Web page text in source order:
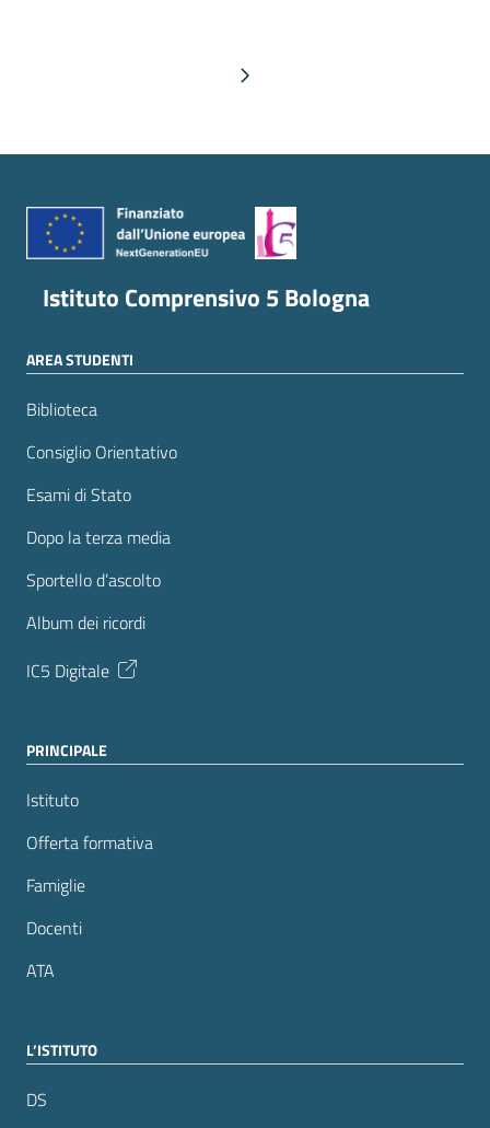
Pagina successiva
Istituto Comprensivo 5 Bologna
AREA STUDENTI
Biblioteca
Consiglio Orientativo
Esami di Stato
Dopo la terza media
Sportello d’ascolto
Album dei ricordi
IC5 Digitale
PRINCIPALE
Istituto
Offerta formativa
Famiglie
Docenti
ATA
L’ISTITUTO
DS